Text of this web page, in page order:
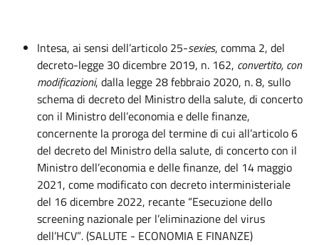
Intesa, ai sensi dell’articolo 25-sexies, comma 2, del
decreto-legge 30 dicembre 2019, n. 162, convertito, con
modificazioni, dalla legge 28 febbraio 2020, n. 8, sullo
schema di decreto del Ministro della salute, di concerto
con il Ministro dell’economia e delle finanze,
concernente la proroga del termine di cui all’articolo 6
del decreto del Ministro della salute, di concerto con il
Ministro dell’economia e delle finanze, del 14 maggio
2021, come modificato con decreto interministeriale
del 16 dicembre 2022, recante “Esecuzione dello
screening nazionale per l’eliminazione del virus
dell’HCV”.(SALUTE - ECONOMIA E FINANZE)